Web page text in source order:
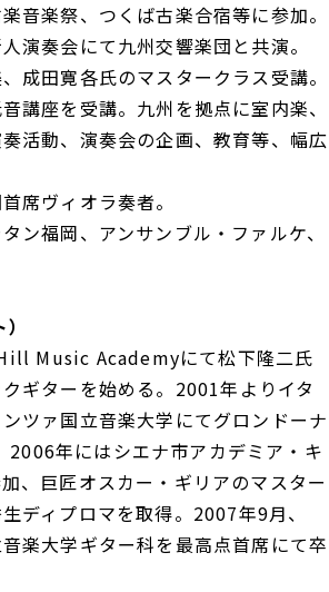
音楽祭、つくば古楽合宿等に参加。
演奏会にて九州交響楽団と共演。
成田寛各氏のマスタークラス受講。
講座を受講。九州を拠点に室内楽、
活動、演奏会の企画、教育等、幅広
席ヴィオラ奏者。
ン福岡、アンサンブル・ファルケ、
Music Academyにて松下隆二氏
ギターを始める。2001年よりイタ
ツァ国立音楽大学にてグロンドーナ
2006年にはシエナ市アカデミア・キ
、巨匠オスカー・ギリアのマスター
ディプロマを取得。2007年9月、
楽大学ギター科を最高点首席にて卒